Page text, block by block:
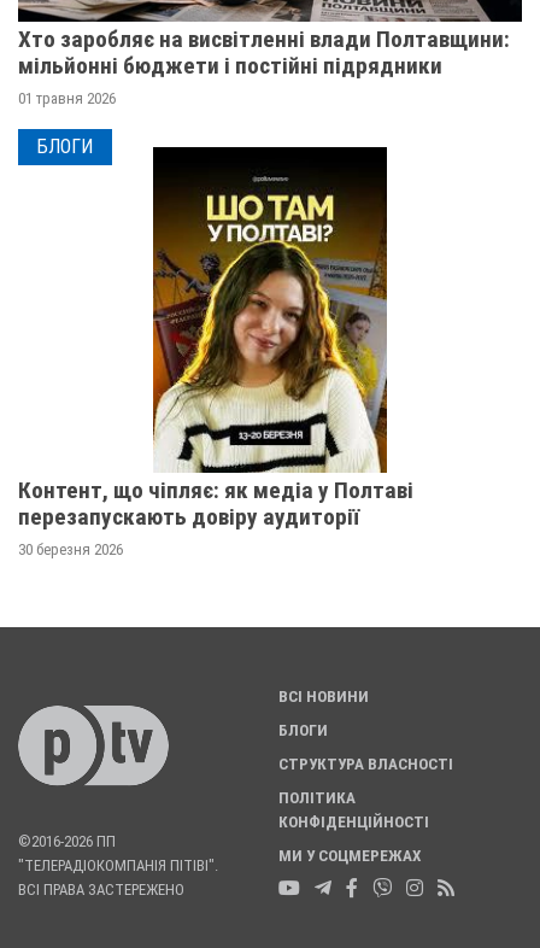
Хто заробляє на висвітленні влади Полтавщини:
мільйонні бюджети і постійні підрядники
01 травня 2026
БЛОГИ
Контент, що чіпляє: як медіа у Полтаві
перезапускають довіру аудиторії
30 березня 2026
©2016-2026 ПП
"ТЕЛЕРАДІОКОМПАНІЯ ПІТІВІ".
ВСІ ПРАВА ЗАСТЕРЕЖЕНО
ВСІ НОВИНИ
БЛОГИ
СТРУКТУРА ВЛАСНОСТІ
ПОЛІТИКА
КОНФІДЕНЦІЙНОСТІ
МИ У СОЦМЕРЕЖАХ